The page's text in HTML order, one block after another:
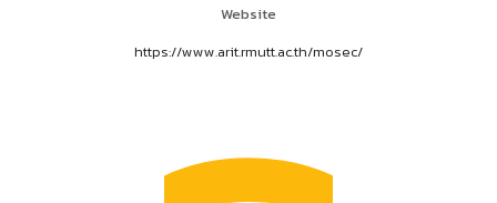
Website
https://www.arit.rmutt.ac.th/mosec/